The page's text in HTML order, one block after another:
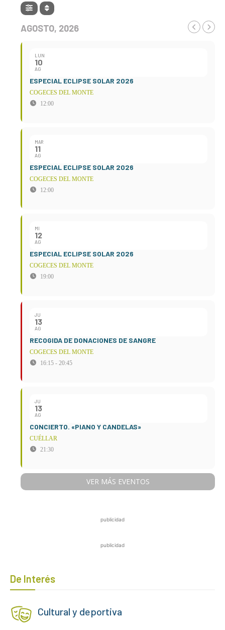
AGOSTO, 2026
LUN
10
AG
ESPECIAL ECLIPSE SOLAR 2026
COGECES DEL MONTE
12:00
MAR
11
AG
ESPECIAL ECLIPSE SOLAR 2026
COGECES DEL MONTE
12:00
MI
12
AG
ESPECIAL ECLIPSE SOLAR 2026
COGECES DEL MONTE
19:00
JU
13
AG
RECOGIDA DE DONACIONES DE SANGRE
COGECES DEL MONTE
16:15 - 20:45
JU
13
AG
CONCIERTO. «PIANO Y CANDELAS»
CUÉLLAR
21:30
VER MÁS EVENTOS
publicidad
publicidad
De Interés
Cultural y deportiva